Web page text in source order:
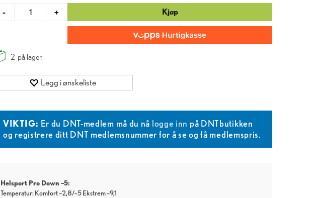
- + Kjøp
2 på lager.
Legg i ønskeliste
VIKTIG: Er du DNT-medlem må du nå logge inn på DNTbutikken
og registrere ditt DNT medlemsnummer for å se og få medlemspris.
Helsport Pro Down –5:
Temperatur: Komfort –2,8/–5 Ekstrem –9,1